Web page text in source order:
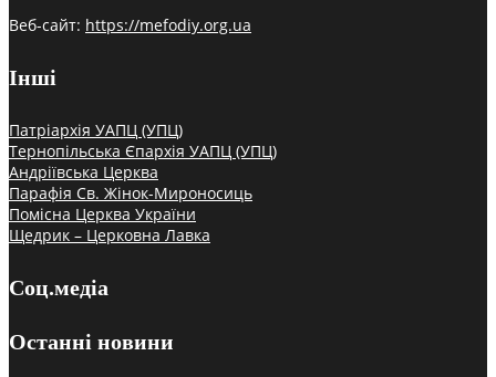
Веб-сайт: https://mefodiy.org.ua
Інші
Патріархія УАПЦ (УПЦ)
Тернопільська Єпархія УАПЦ (УПЦ)
Андріївська Церква
Парафія Св. Жінок-Мироносиць
Помісна Церква України
Щедрик – Церковна Лавка
Соц.медіа
Останні новини